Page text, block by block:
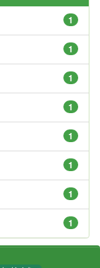
1
1
1
1
1
1
1
1